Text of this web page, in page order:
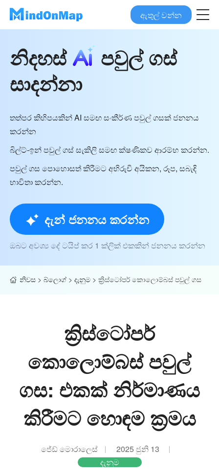
ඇතුල් වන්න
නිදහස්
පවුල් ගස්
සාදන්නා
තත්පර කිහිපයකින් AI සමඟ සංකීර්ණ පවුල් ගසක් ජනනය
කරන්න
බිල්ට්-ඉන් පවුල් ගස් සැකිලි සමඟ ක්ෂණිකව ආරම්භ කරන්න.
පවුල් ගස පොහොසත් කිරීමට අභිරුචි අයිකන, රූප, සබැඳි
භාවිතා කරන්න.
දැන් ජනනය කරන්න
ඔබට අවශ්‍ය දේ ටයිප් කර 1 ක්ලික් එකකින් ජනනය කරන්න
නිවස > බ්ලොග් > දැනුම > ක්‍රිස්ටෝපර් කොලොම්බස් පවුල් ගස
ක්‍රිස්ටෝපර්
කොලොම්බස් පවුල්
ගස: එකක් නිර්මාණය
කිරීමට හොඳම ක්‍රමය
ජේඩ් මොරාලෙස්
2025 ජුනි 13
දැනුම